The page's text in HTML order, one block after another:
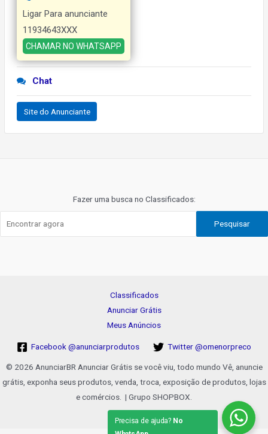
Ligar Para anunciante
11934643XXX
CHAMAR NO WHATSAPP
Chat
Site do Anunciante
Fazer uma busca no Classificados:
Pesquisar
Classificados
Anunciar Grátis
Meus Anúncios
Facebook @anunciarprodutos Twitter @omenorpreco
© 2026 AnunciarBR Anunciar Grátis se você viu, todo mundo Vê, anuncie
grátis, exponha seus produtos, venda, troca, exposição de produtos, lojas
e comércios. | Grupo SHOPBOX.
Precisa de ajuda? No